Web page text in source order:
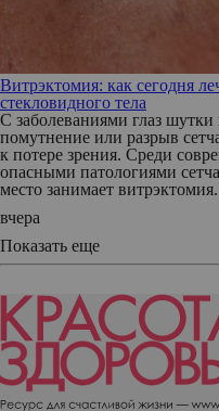
Витрэктомия: как сегодня
стекловидного тела
С заболеваниями глаз
помутнение или разрыв
к потере зрения. Среди
опасными патологиями
место занимает витрэктомия.
вчера
Показать еще